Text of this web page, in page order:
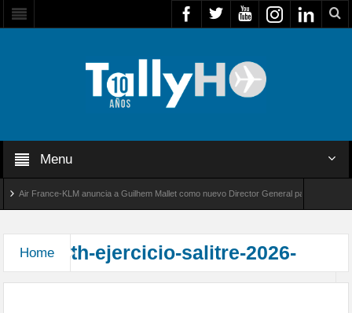
Menu
Air France-KLM anuncia a Guilhem Mallet como nuevo Director General para América
Home th-ejercicio-salitre-2026-